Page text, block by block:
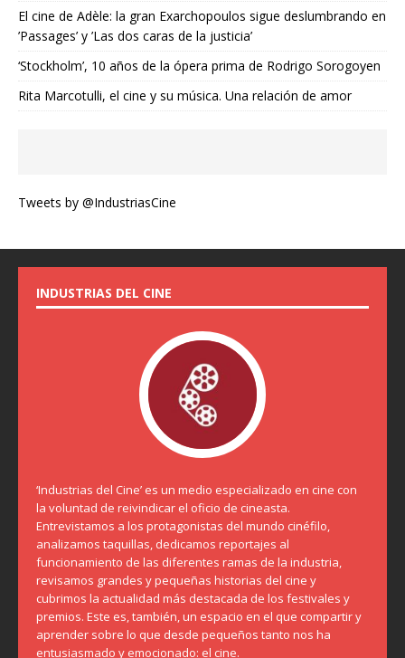
El cine de Adèle: la gran Exarchopoulos sigue deslumbrando en
’Passages’ y ’Las dos caras de la justicia’
‘Stockholm’, 10 años de la ópera prima de Rodrigo Sorogoyen
Rita Marcotulli, el cine y su música. Una relación de amor
Tweets by @IndustriasCine
INDUSTRIAS DEL CINE
‘Industrias del Cine’ es un medio especializado en cine con
la voluntad de reivindicar el oficio de cineasta.
Entrevistamos a los protagonistas del mundo cinéfilo,
analizamos taquillas, dedicamos reportajes al
funcionamiento de las diferentes ramas de la industria,
revisamos grandes y pequeñas historias del cine y
cubrimos la actualidad más destacada de los festivales y
premios. Este es, también, un espacio en el que compartir y
aprender sobre lo que desde pequeños tanto nos ha
entusiasmado y emocionado: el cine.